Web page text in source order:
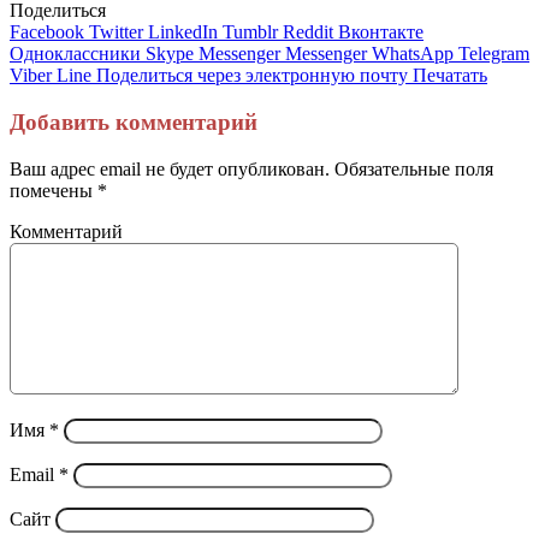
Поделиться
Facebook Twitter LinkedIn Tumblr Reddit Вконтакте
Одноклассники Skype Messenger Messenger WhatsApp Telegram
Viber Line Поделиться через электронную почту Печатать
Добавить комментарий
Ваш адрес email не будет опубликован. Обязательные поля
помечены *
Комментарий
Имя *
Email *
Сайт